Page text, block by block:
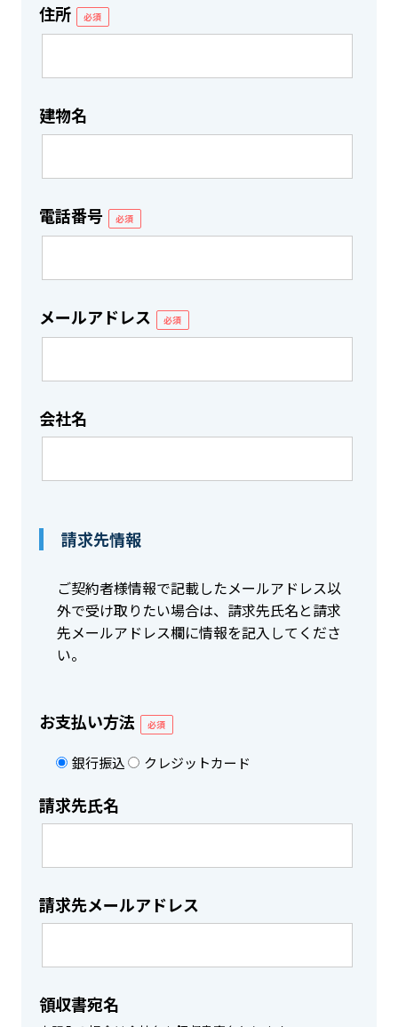
住所 必須
建物名
電話番号 必須
メールアドレス 必須
会社名
請求先情報
ご契約者様情報で記載したメールアドレス以
外で受け取りたい場合は、請求先氏名と請求
先メールアドレス欄に情報を記入してくださ
い。
お支払い方法 必須
銀行振込 クレジットカード
請求先氏名
請求先メールアドレス
領収書宛名